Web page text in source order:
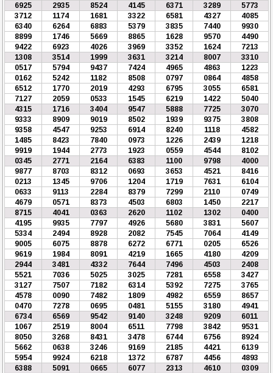
6925
2935 8524 4145 6371 3289
5773
3712
1174 1681 3322 6581 4327
4085
6340
6264 6883 5379 3835 7440
9930
8899
1746 5669 8865 1628 9570
4490
9422
6923 4026 3969 3352 1624
7213
1308
3514 1999 3631 3214 8007
3310
0517
5794 9437 7424 4965 4863
1223
0162
5242 1182 8508 0797 0864
4858
6512
1770 2019 4293 6795 3055
6581
7127
2059 0533 1545 6219 1422
5040
4315
1716 3404 9547 5888 7725
3070
9333
8909 9019 8502 1939 9375
3808
9358
4547 9253 6914 8240 1118
4582
1485
8423 7840 0973 1226 2439
1218
9919
1944 2773 1923 0559 4544
8102
0345
2771 2164 6383 1100 9798
4000
9877
8703 8312 0693 3653 4521
8416
0213
1345 9706 1204 1719 7631
6104
0633
9113 2284 8379 7299 2110
0749
4679
0571 8373 4503 6803 1450
2217
8715
4041 0363 2620 1102 1302
0400
4195
9935 7797 4926 5680 3831
5607
5334
2494 8928 2082 7545 7064
4149
9005
6075 8878 6272 6771 0205
6526
9619
1984 8091 4219 1665 4180
4209
2944
3481 4332 7644 7496 4503
2408
5521
7036 5025 3025 7281 6558
3427
3127
7507 7182 6314 5392 7275
3765
4578
0090 7482 1809 4982 6559
8657
0470
7278 0695 0481 5155 3180
4941
6734
6569 9542 9140 3248 9209
6011
1067
2519 8004 6511 7798 3842
9531
8050
3268 8431 3478 6744 6756
8924
5662
0638 3246 9169 2185 4421
6139
5954
9924 6218 1372 6787 4456
4893
6388
5091 0665 6077 2313 4610
0309